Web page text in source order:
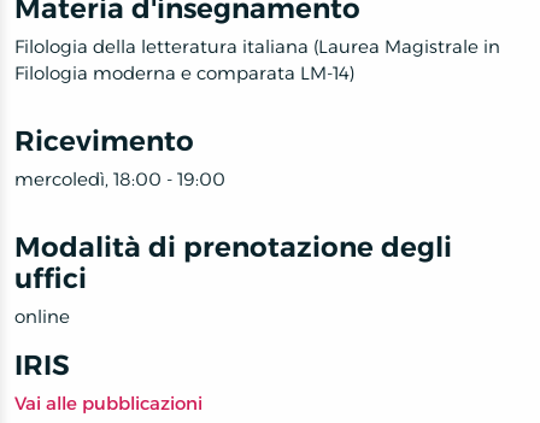
Materia d'insegnamento
Filologia della letteratura italiana (Laurea Magistrale in
Filologia moderna e comparata LM-14)
Ricevimento
mercoledì, 18:00 - 19:00
Modalità di prenotazione degli
uffici
online
IRIS
Vai alle pubblicazioni